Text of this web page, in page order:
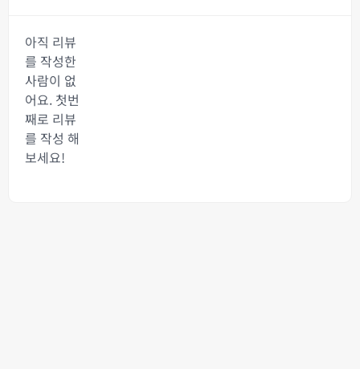
아직 리뷰
를 작성한
사람이 없
어요. 첫번
째로 리뷰
를 작성 해
보세요!